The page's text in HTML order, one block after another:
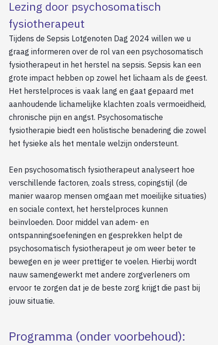
Lezing door psychosomatisch
fysiotherapeut
Tijdens de Sepsis Lotgenoten Dag 2024 willen we u
graag informeren over de rol van een psychosomatisch
fysiotherapeut in het herstel na sepsis. Sepsis kan een
grote impact hebben op zowel het lichaam als de geest.
Het herstelproces is vaak lang en gaat gepaard met
aanhoudende lichamelijke klachten zoals vermoeidheid,
chronische pijn en angst. Psychosomatische
fysiotherapie biedt een holistische benadering die zowel
het fysieke als het mentale welzijn ondersteunt.
Een psychosomatisch fysiotherapeut analyseert hoe
verschillende factoren, zoals stress, copingstijl (de
manier waarop mensen omgaan met moeilijke situaties)
en sociale context, het herstelproces kunnen
beïnvloeden. Door middel van adem- en
ontspanningsoefeningen en gesprekken helpt de
psychosomatisch fysiotherapeut je om weer beter te
bewegen en je weer prettiger te voelen. Hierbij wordt
nauw samengewerkt met andere zorgverleners om
ervoor te zorgen dat je de beste zorg krijgt die past bij
jouw situatie.
Programma (onder voorbehoud):